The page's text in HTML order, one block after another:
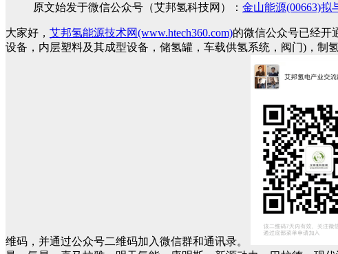
原文始发于微信公众号（艾邦氢科技网）： 金山能源(00663)
大家好， 艾邦氢能源技术网(www.htech360.com)的微信公众号已经开
设备，内层塑料及其成型设备，储氢罐，车载供氢系统，阀门)，
维码，并通过公众号二维码加入微信群和通讯录。